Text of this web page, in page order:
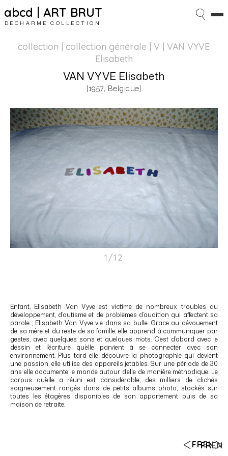
abcd | ART BRUT
DECHARME COLLECTION
FREN
collection | collection générale | V | VAN VYVE
Elisabeth
VAN VYVE Elisabeth
[1957, Belgique]
1/12
Enfant, Elisabeth Van Vyve est victime de nombreux troubles du
développement, d’autisme et de problèmes d’audition qui affectent sa
parole ; Elisabeth Van Vyve vie dans sa bulle. Grace au dévouement
de sa mère et du reste de sa famille, elle apprend à communiquer par
gestes, avec quelques sons et quelques mots. C’est d’abord avec le
dessin et l’écriture qu’elle parvient à se connecter avec son
environnement. Plus tard elle découvre la photographie qui devient
une passion, elle utilise des appareils jetables. Sur une période de 30
ans elle documente le monde autour d’elle de manière méthodique. Le
corpus qu’elle a réuni est considérable, des milliers de clichés
soigneusement rangés dans de petits albums photo, stockés sur
toutes les étagères disponibles de son appartement puis de sa
maison de retraite.
FREN